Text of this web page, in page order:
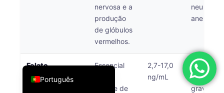
nervosa e a
produção
de glóbulos
vermelhos.
anemia.
Folato
(Vitamina B9)
Essencial
síntese de
2,7-17,0
ng/mL
Essencial
durante a
gravidez;
Português
English